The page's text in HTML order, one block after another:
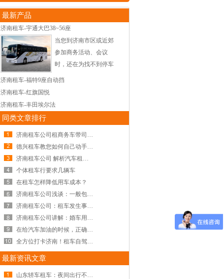
最新产品
济南租车-宇通大巴38~56座
当您到济南市区或近郊
参加商务活动、会议
时，还在为找不到停车
地点而烦恼吗？觉得自
济...
济南租车-福特9座自动挡
济南租车-红旗国悦
济南租车-丰田埃尔法
同类文章排行
济南租车公司租商务车带司机多少钱一天
德兴租车教您如何自己动手修补挡风玻璃裂痕
济南租车公司 解析汽车租赁价格明细表
个体租车行要求几辆车
在租车怎样降低用车成本？
济南租车公司浅谈：一般包车怎么收费
济南租车公司：租车发生事故怎么办
济南租车公司讲解：婚车用租赁的汽车居然有这些好处
在给汽车加油的时候，正确加油的方法有什么？
全方位打卡济南！租车自驾游全攻略，带你轻松畅游泉城热门地标
最新资讯文章
山东轿车租车：夜间出行不用愁——德兴租车公司提供 24 小时轿车接送